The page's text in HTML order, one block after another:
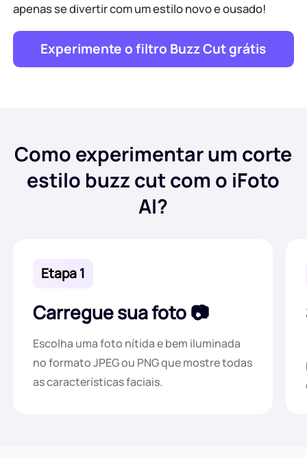
apenas se divertir com um estilo novo e ousado!
Experimente o filtro Buzz Cut grátis
Como experimentar um corte
estilo buzz cut com o iFoto
AI?
Etapa 1
Carregue sua foto
Escolha uma foto nítida e bem iluminada
no formato JPEG ou PNG que mostre todas
as características faciais.